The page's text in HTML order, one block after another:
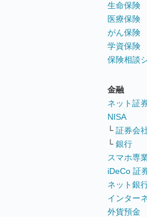
生命保険
医療保険
がん保険
学資保険
保険相談
金融
ネット証
NISA
└ 証券会
└ 銀行
スマホ専
iDeCo 証
ネット銀
インター
外貨預金